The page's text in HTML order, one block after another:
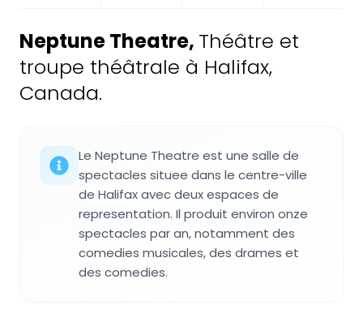
Neptune Theatre, Théâtre et
troupe théâtrale à Halifax,
Canada.
Le Neptune Theatre est une salle de
spectacles situee dans le centre-ville
de Halifax avec deux espaces de
representation. Il produit environ onze
spectacles par an, notamment des
comedies musicales, des drames et
des comedies.